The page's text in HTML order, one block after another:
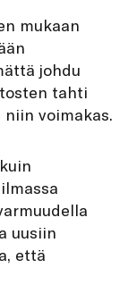
mukaan
johdu
tahti
niin voimakas.
uusiin
että